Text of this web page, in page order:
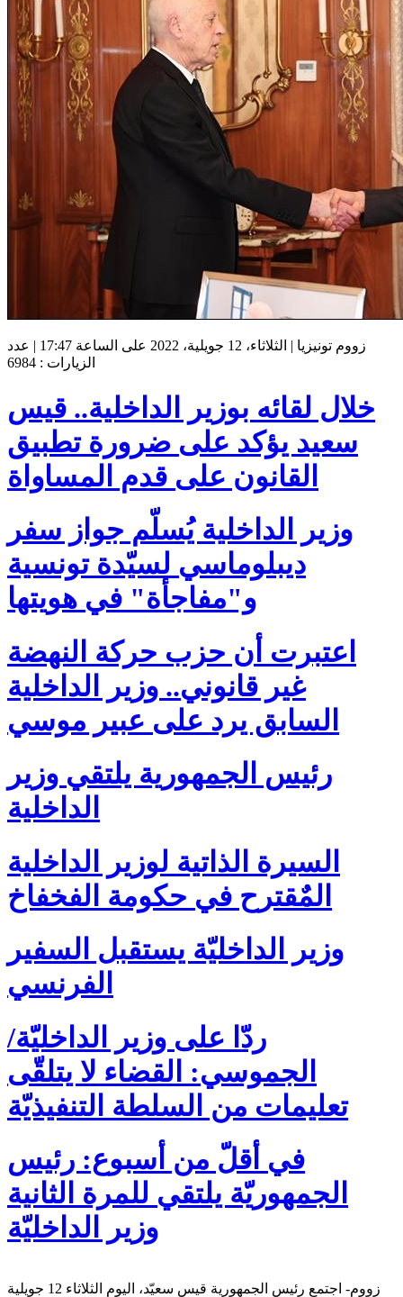
زووم تونيزيا | الثلاثاء، 12 جويلية، 2022 على الساعة 17:47 | عدد
الزيارات : 6984
خلال لقائه بوزير الداخلية.. قيس
سعيد يؤكد على ضرورة تطبيق
القانون على قدم المساواة
وزير الداخلية يُسلّم جواز سفر
ديبلوماسي لسيّدة تونسية
و"مفاجأة" في هويتها
اعتبرت أن حزب حركة النهضة
غير قانوني.. وزير الداخلية
السابق يرد على عبير موسي
رئيس الجمهورية يلتقي وزير
الداخلية
السيرة الذاتية لوزير الداخلية
المٌقترح في حكومة الفخفاخ
وزير الداخليّة يستقبل السفير
الفرنسي
ردّا على وزير الداخليّة/
الجموسي: القضاء لا يتلقّى
تعليمات من السلطة التنفيذيّة
في أقلّ من أسبوع: رئيس
الجمهوريّة يلتقي للمرة الثانية
وزير الداخليّة
زووم- اجتمع رئيس الجمهورية قيس سعيّد، اليوم الثلاثاء 12 جويلية